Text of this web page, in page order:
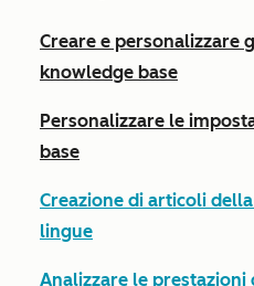
Creare e personalizzare
knowledge base
Personalizzare le
base
Creazione di articoli
lingue
Analizzare le